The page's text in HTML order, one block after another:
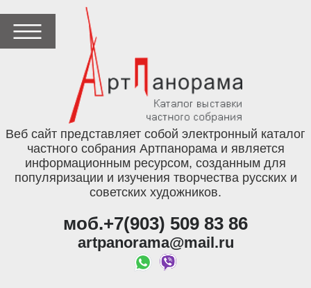
Веб сайт представляет собой электронный каталог
частного собрания Артпанорама и является
информационным ресурсом, созданным для
популяризации и изучения творчества русских и
советских художников.
моб.+7(903) 509 83 86
artpanorama@mail.ru